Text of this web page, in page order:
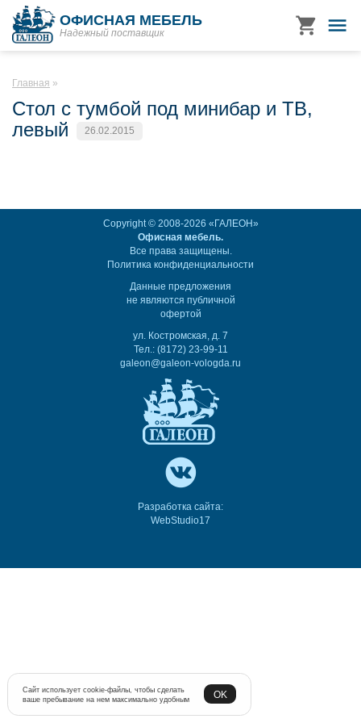
ОФИСНАЯ МЕБЕЛЬ
Надежный поставщик
Главная
Стол с тумбой под минибар и ТВ,
левый
26.02.2015
Copyright © 2008-2026 «ГАЛЕОН»
Офисная мебель.
Все права защищены.
Политика конфиденциальности
Данные предложения
не являются публичной
офертой
ул. Костромская, д. 7
Тел.: (8172) 23-99-11
galeon@galeon-vologda.ru
Разработка сайта:
WebStudio17
Сайт использует cookie-файлы, чтобы сделать
ваше пребывание на нем максимально удобным
OK